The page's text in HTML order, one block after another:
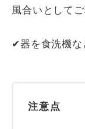
風合いとして
✔器を食洗機な
注意点